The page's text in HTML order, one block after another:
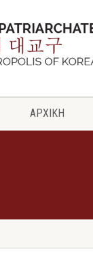
ΑΡΧΙΚΗ